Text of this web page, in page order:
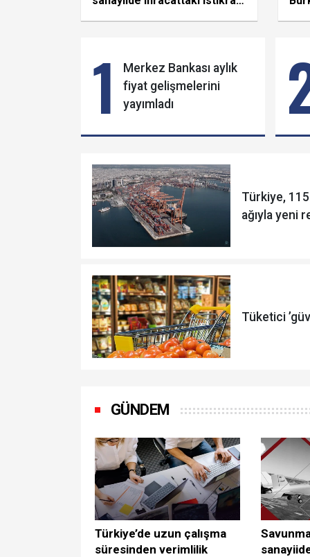
1
Merkez Bankası aylık
fiyat gelişmelerini
yayımladı
Türkiye,
ağıyla yeni
Tüketici
GÜNDEM
Türkiye’de uzun çalışma
süresinden verimlilik